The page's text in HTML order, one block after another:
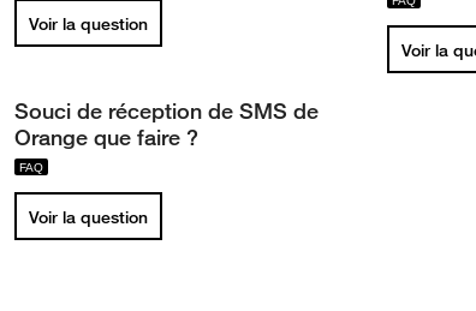
Voir la question
Voir la
Souci de réception de SMS de
Orange que faire ?
Voir la question